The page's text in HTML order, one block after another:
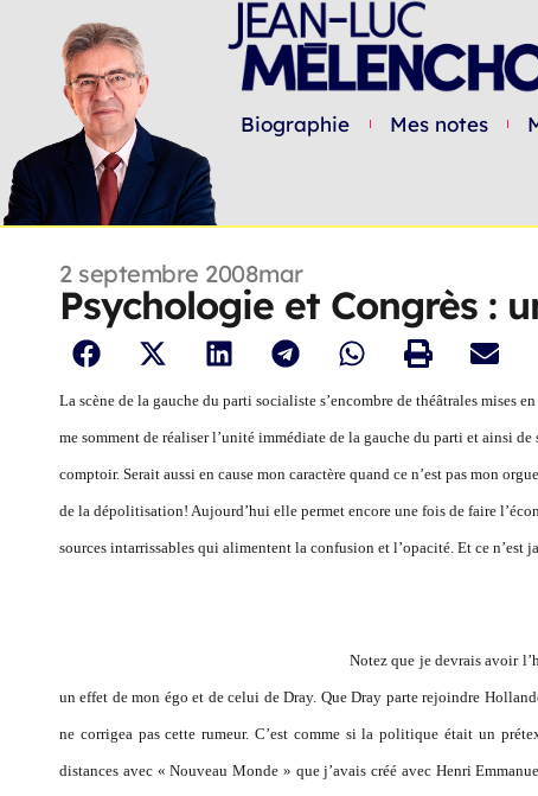
Biographie Mes notes
2 septembre 2008mar
Psychologie et Congrès :
La scène de la gauche du parti socialiste s’encombre de théâtrales mises
me somment de réaliser l’unité immédiate de la gauche du parti et ainsi
comptoir. Serait aussi en cause mon caractère quand ce n’est pas mon
de la dépolitisation! Aujourd’hui elle permet encore une fois de faire
sources intarrissables qui alimentent la confusion et l’opacité. Et ce n’est
Notez que je devrais avoir
un effet de mon égo et de celui de Dray. Que Dray parte rejoindre
ne corrigea pas cette rumeur. C’est comme si la politique était un
distances avec « Nouveau Monde » que j’avais créé avec Henri